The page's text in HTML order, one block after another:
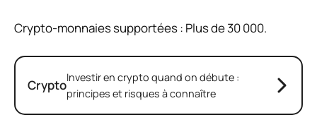
Crypto-monnaies supportées : Plus de 30 000.
CryptoInvestir en crypto quand on débute :
principes et risques à connaître